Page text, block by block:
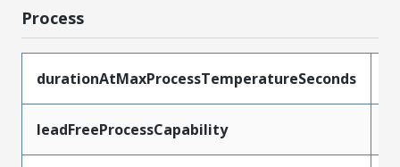
Process
durationAtMaxProcessTemperatureSeconds
leadFreeProcessCapability